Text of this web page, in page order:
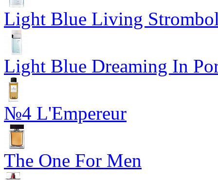
Light Blue Living
Light Blue Dreaming In
№4 L'Empereur
The One For Men